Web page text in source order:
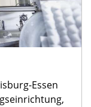
Essen